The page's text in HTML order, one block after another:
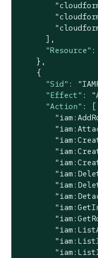
      ],
"Resource" :
    },
    {
"Sid" :
"Effect" :
"Action" : [